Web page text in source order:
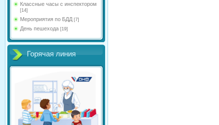
Классные часы с инспектором
[14]
Мероприятия по БДД [7]
День пешехода [19]
Горячая линия